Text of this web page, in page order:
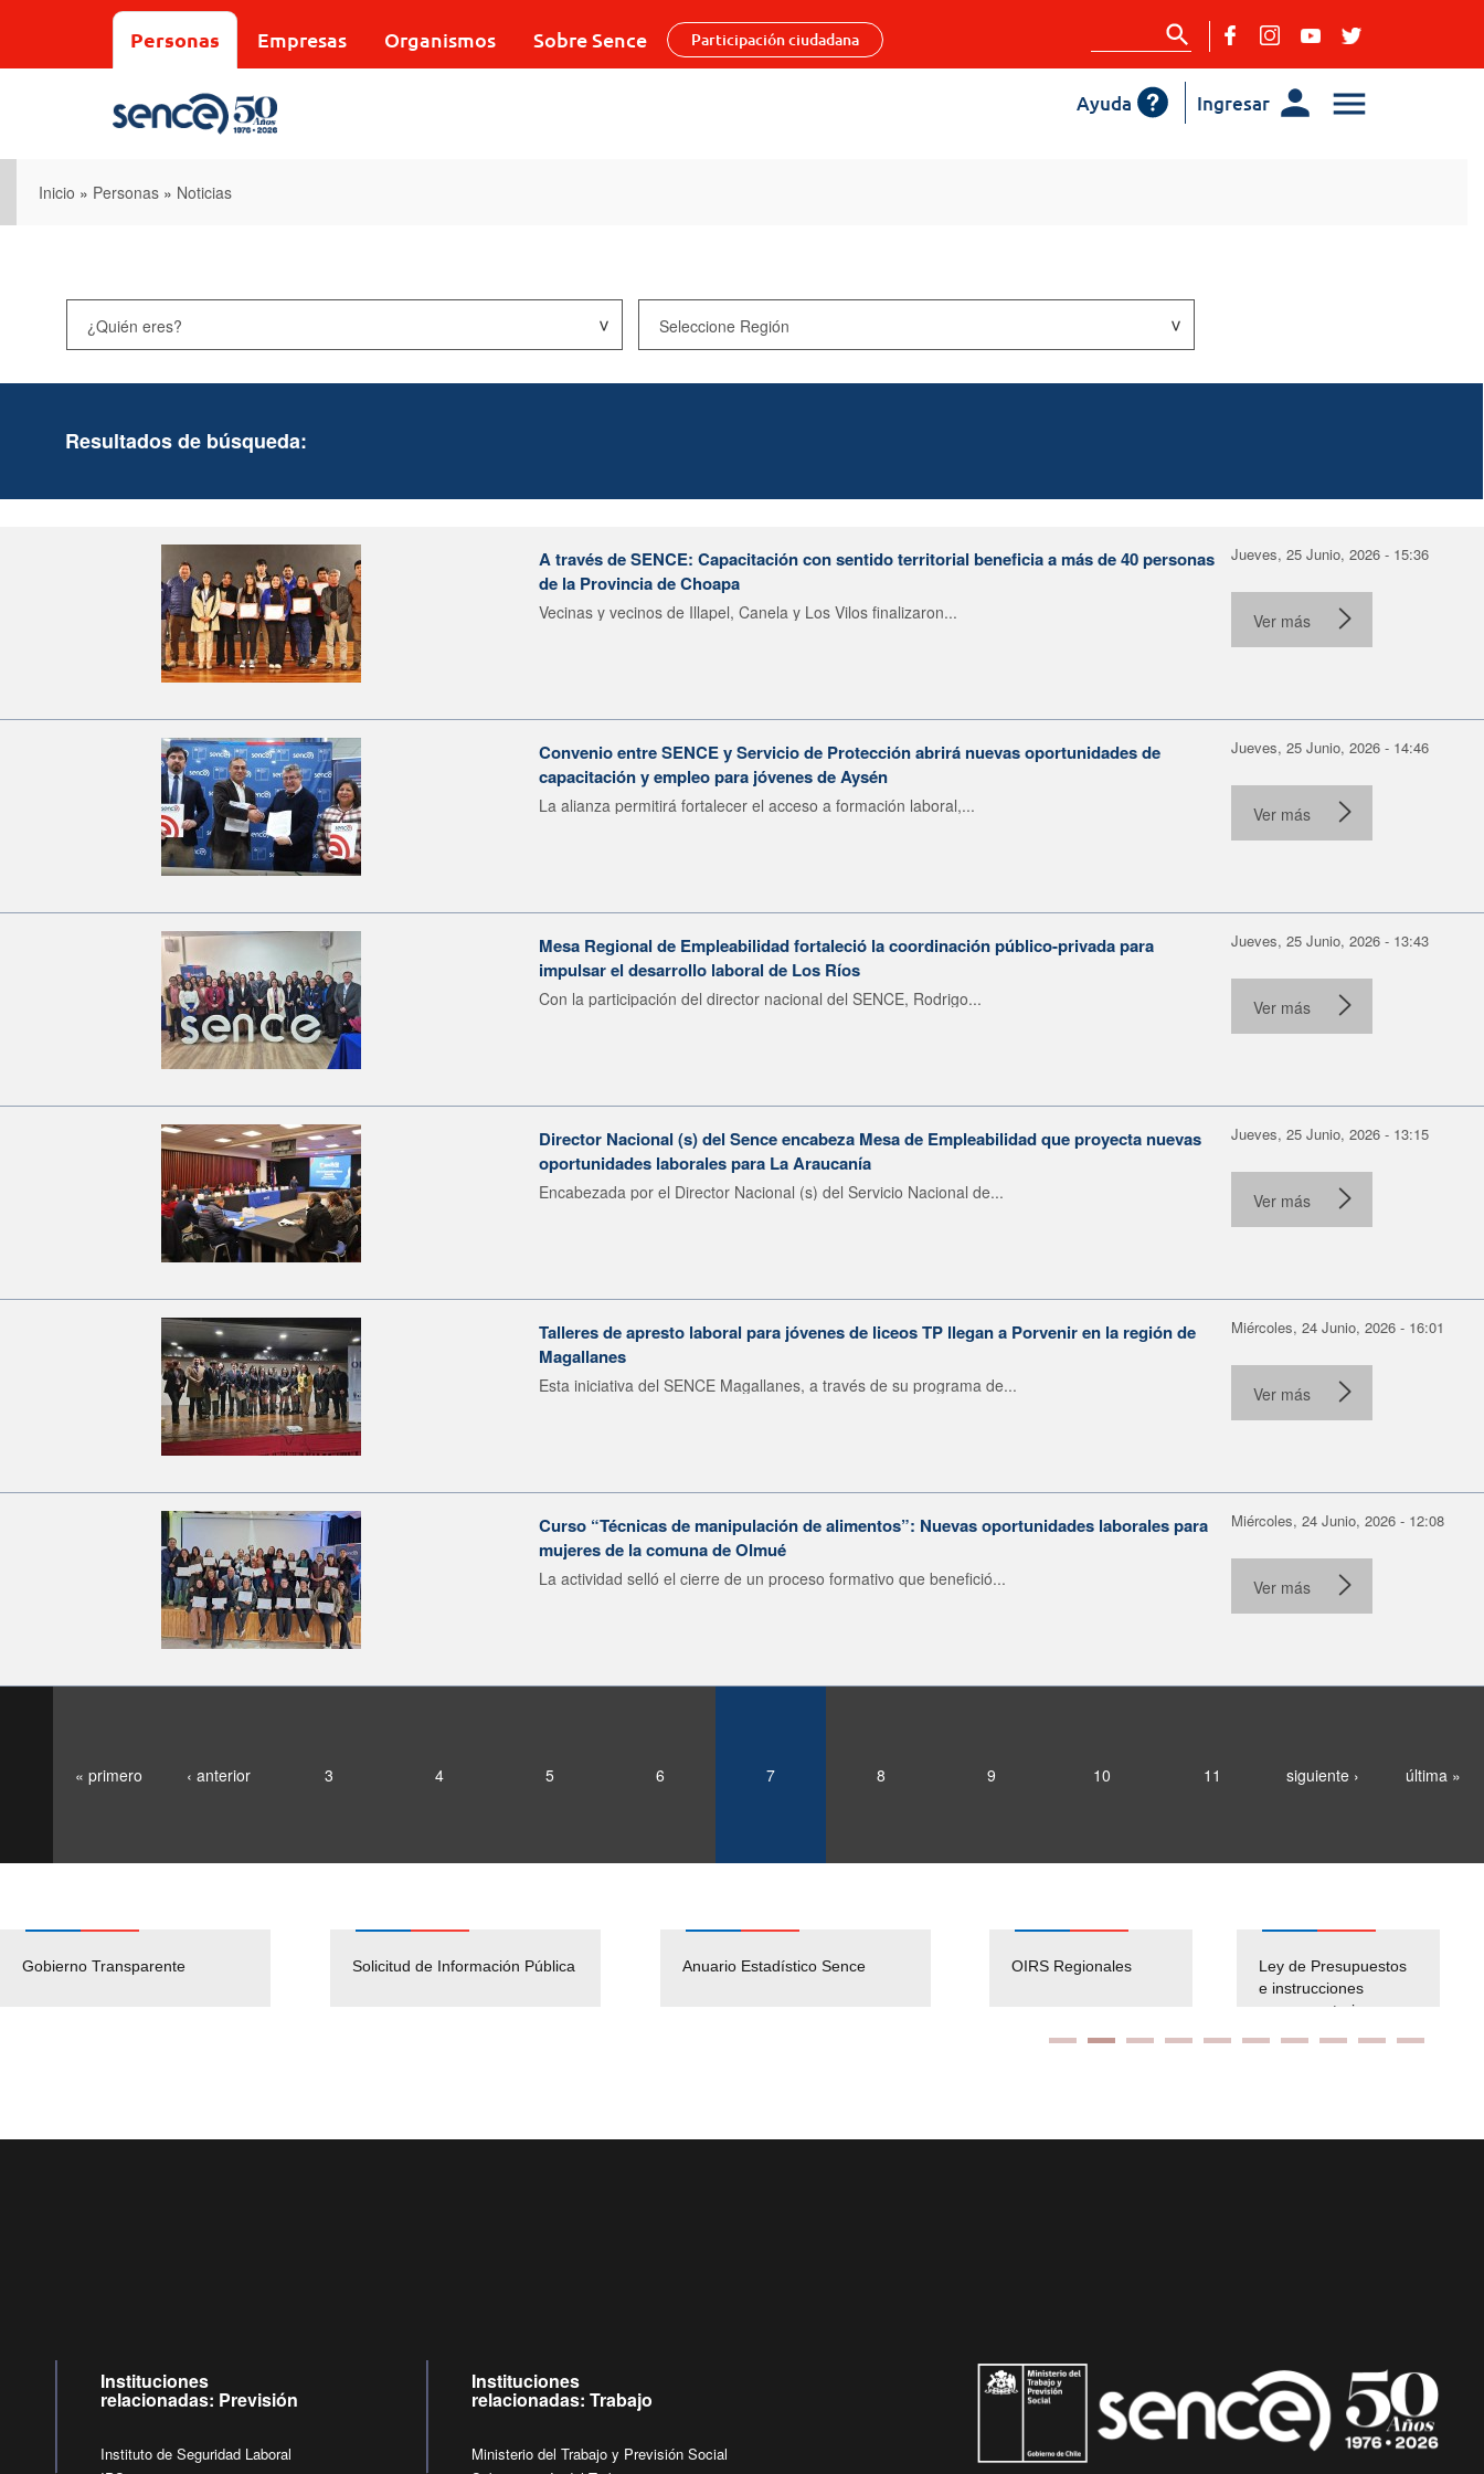
Personas Empresas Organismos Sobre Sence Participación ciudadana
Ingresar
Ayuda
Inicio » Personas » Noticias
Resultados de búsqueda:
A través de SENCE: Capacitación con sentido territorial beneficia a más de 40 personas
de la Provincia de Choapa
Vecinas y vecinos de Illapel, Canela y Los Vilos finalizaron...
Jueves, 25 Junio, 2026 - 15:36
Ver más
Convenio entre SENCE y Servicio de Protección abrirá nuevas oportunidades de
capacitación y empleo para jóvenes de Aysén
La alianza permitirá fortalecer el acceso a formación laboral,...
Jueves, 25 Junio, 2026 - 14:46
Ver más
Mesa Regional de Empleabilidad fortaleció la coordinación público-privada para
impulsar el desarrollo laboral de Los Ríos
Con la participación del director nacional del SENCE, Rodrigo...
Jueves, 25 Junio, 2026 - 13:43
Ver más
Director Nacional (s) del Sence encabeza Mesa de Empleabilidad que proyecta nuevas
oportunidades laborales para La Araucanía
Encabezada por el Director Nacional (s) del Servicio Nacional de...
Jueves, 25 Junio, 2026 - 13:15
Ver más
Talleres de apresto laboral para jóvenes de liceos TP llegan a Porvenir en la región de
Magallanes
Esta iniciativa del SENCE Magallanes, a través de su programa de...
Miércoles, 24 Junio, 2026 - 16:01
Ver más
Curso “Técnicas de manipulación de alimentos”: Nuevas oportunidades laborales para
mujeres de la comuna de Olmué
La actividad selló el cierre de un proceso formativo que benefició...
Miércoles, 24 Junio, 2026 - 12:08
Ver más
« primero ‹ anterior 3 4 5 6 7 8 9 10 11 siguiente › última »
Gobierno Transparente Solicitud de Información Pública Anuario Estadístico Sence
Pago Proveedores
Empleos Públicos
Solicitud Audiencias y
OIRS Regionales
Ley de Presupuestos
e instrucciones
presuspuetarias
Instituciones
relacionadas: Previsión
Instituto de Seguridad Laboral
Instituciones
relacionadas: Trabajo
Ministerio del Trabajo y Previsión Social